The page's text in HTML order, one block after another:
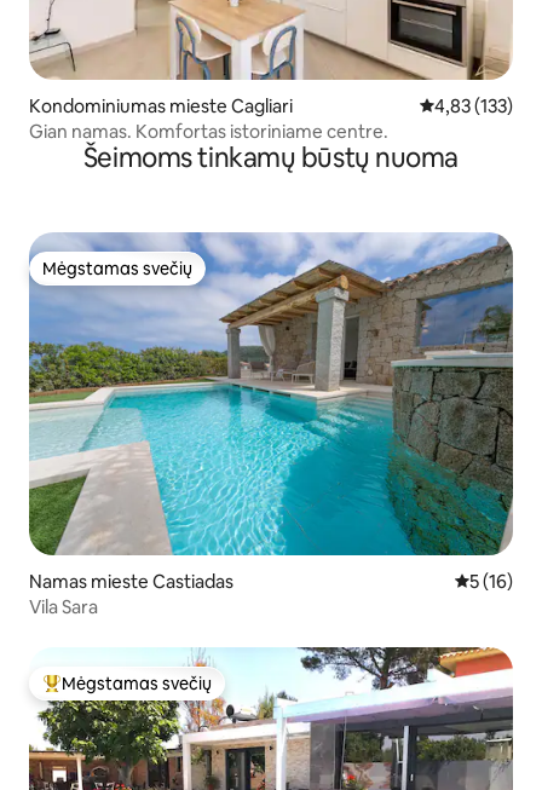
Kondominiumas mieste Cagliari Vidutinis
4,83 (133)
Gian namas. Komfortas istoriniame centre.
Šeimoms tinkamų būstų nuoma
Mėgstamas svečių
Mėgstamas svečių
Namas mieste Castiadas Vidutinis
5 (16)
Vila Sara
Svečių mėgstamiausias
Mėgstamas svečių